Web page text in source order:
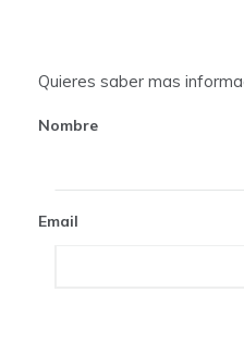
Quieres saber mas
Nombre
Email